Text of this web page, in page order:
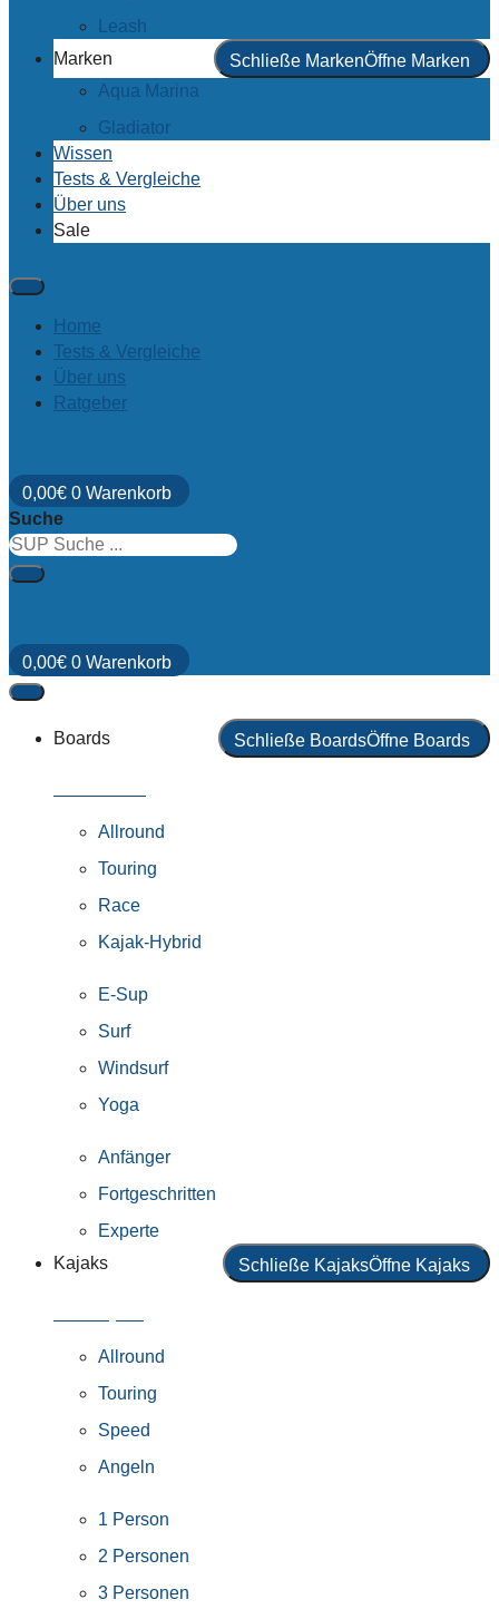
Leash
Marken
Schließe MarkenÖffne Marken
Aqua Marina
Gladiator
Wissen
Tests & Vergleiche
Über uns
Sale
Home
Tests & Vergleiche
Über uns
Ratgeber
0,00€ 0 Warenkorb
Suche
0,00€ 0 Warenkorb
Boards Schließe BoardsÖffne Boards
Allround
Touring
Race
Kajak-Hybrid
E-Sup
Surf
Windsurf
Yoga
Anfänger
Fortgeschritten
Experte
Kajaks
Schließe KajaksÖffne Kajaks
Allround
Touring
Speed
Angeln
1 Person
2 Personen
3 Personen